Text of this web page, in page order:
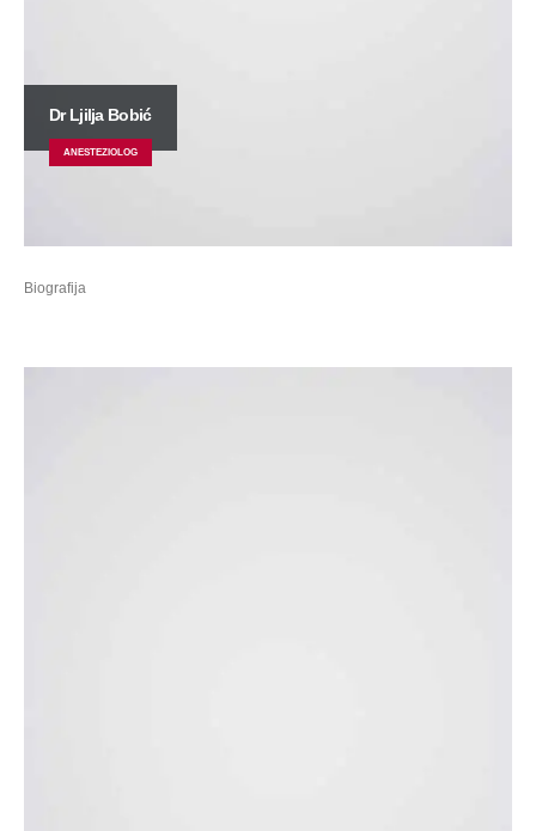
Dr Ljilja Bobić
ANESTEZIOLOG
Biografija